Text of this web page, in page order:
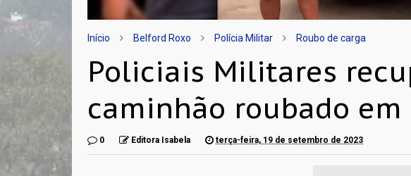
Início Belford Roxo Polícia Militar Roubo de carga
Policiais Militares
caminhão roubado em
0 Editora Isabela terça-feira, 19 de setembro de 2023